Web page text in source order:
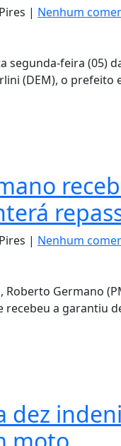
| Nenhum
segunda-feira (05)
(DEM), o
| Nenhum
Roberto Germano
recebeu a garantiu
dez